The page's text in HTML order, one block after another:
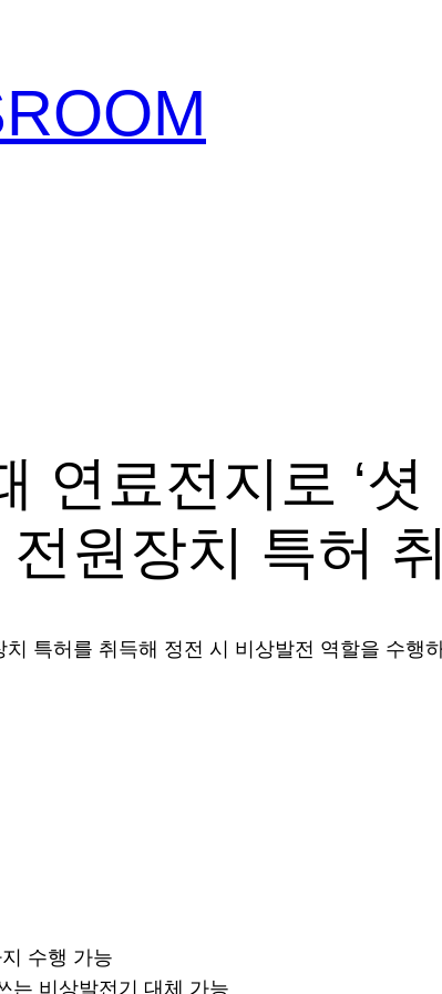
료전지로 ‘셧
원장치 특허
특허를 취득해 정전 시 비상발전 역할을 수행
수행 가능
는 비상발전기 대체 가능